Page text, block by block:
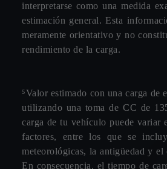
interpretarse como una medida
estimación general. Esta
meramente orientativo y no
rendimiento de la carga.
⁵Valor estimado con una carga de
utilizando una toma de CC de
carga de tu vehículo puede variar
factores, entre los que se
meteorológicas, la antigüedad y el
En consecuencia, el tiempo de